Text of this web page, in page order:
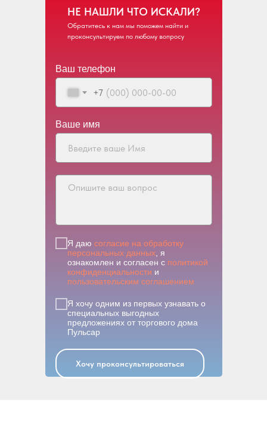
НЕ НАШЛИ ЧТО ИСКАЛИ?
Обратитесь к нам мы поможем найти и
проконсультируем по любому вопросу
Ваш телефон
+7
Ваше имя
Я даю согласие на обработку
персональных данных , я
ознакомлен и согласен с политикой
конфиденциальности и
пользовательским соглашением
Я хочу одним из первых узнавать о
специальных выгодных
предложениях от торгового дома
Пульсар
Хочу проконсультироваться